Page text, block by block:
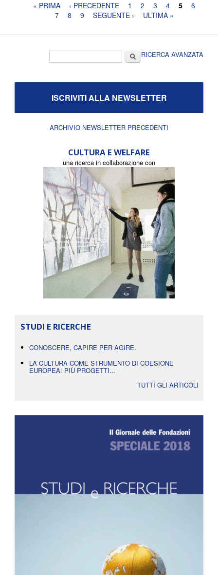
Pagine« PRIMA ‹ PRECEDENTE 1 2 3 4 5
6
7
8 9 SEGUENTE › ULTIMA »
CercaRICERCA AVANZATA
ISCRIVITI ALLA NEWSLETTER
ARCHIVIO NEWSLETTER PRECEDENTI
CULTURA E WELFARE
una ricerca in collaborazione con
STUDI E RICERCHE
CONOSCERE, CAPIRE PER AGIRE.
LA CULTURA COME STRUMENTO DI COESIONE
EUROPEA: PIÙ PROGETTI...
TUTTI GLI ARTICOLI